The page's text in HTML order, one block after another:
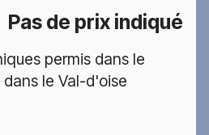
Pas de prix indiqué
permis dans le
dans le Val-d'oise